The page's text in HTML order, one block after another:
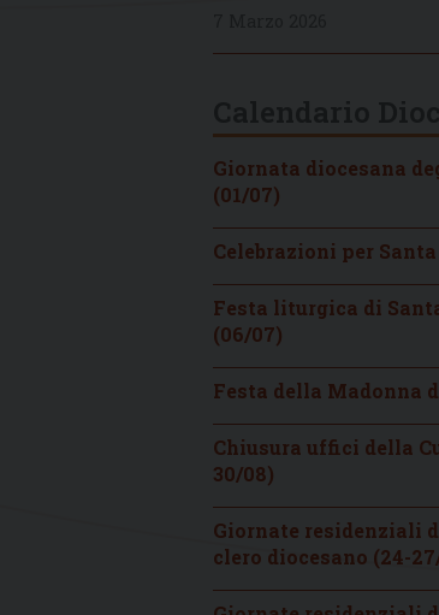
Giornata diocesana
(01/07)
Celebrazioni per
Festa liturgica di
(06/07)
Festa della Madonna
Chiusura uffici della
30/08)
Giornate residenziali
clero diocesano (24-